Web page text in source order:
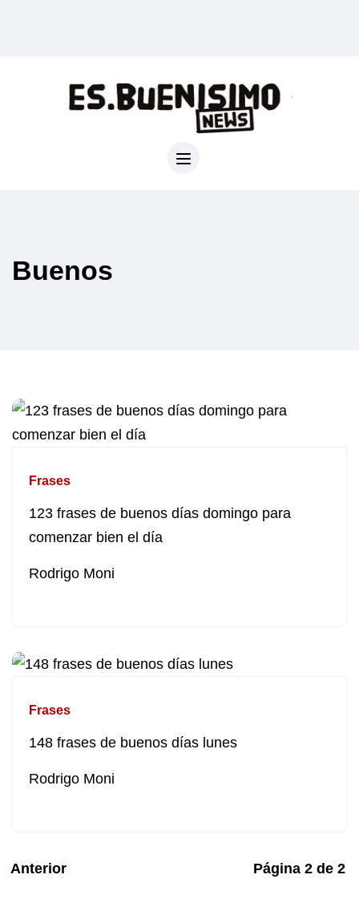
Buenos
Frases
123 frases de buenos días domingo para
comenzar bien el día
Rodrigo Moni
Frases
148 frases de buenos días lunes
Rodrigo Moni
Anterior Página 2 de 2